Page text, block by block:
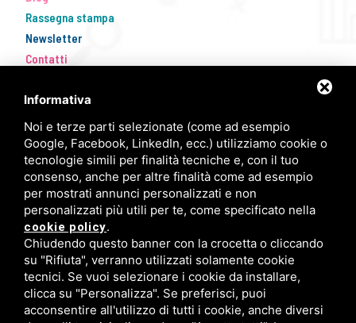
Rassegna stampa
Newsletter
Contatti
FISM Newsletter
Compila il modulo e resta aggiornato!
Informativa
Noi e terze parti selezionate (come ad esempio
Google, Facebook, LinkedIn, ecc.) utilizziamo cookie o
tecnologie simili per finalità tecniche e, con il tuo
consenso, anche per altre finalità come ad esempio
per mostrati annunci personalizzati e non
personalizzati più utili per te, come specificato nella
cookie policy.
Chiudendo questo banner con la crocetta o cliccando
su "Rifiuta", verranno utilizzati solamente cookie
tecnici. Se vuoi selezionare i cookie da installare,
clicca su "Personalizza". Se preferisci, puoi
acconsentire all'utilizzo di tutti i cookie, anche diversi